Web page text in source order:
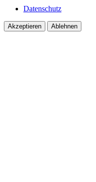
Datenschutz
Akzeptieren Ablehnen